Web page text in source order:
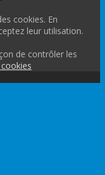
cookies. En
leur utilisation.
de contrôler les